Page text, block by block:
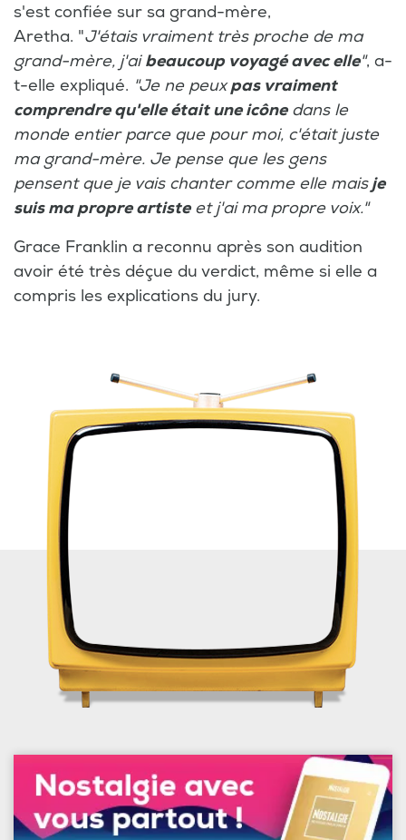
s'est confiée sur sa grand-mère,
Aretha. "J'étais vraiment très proche de ma
grand-mère, j'aibeaucoup voyagé avec elle", a-
t-elle expliqué. "Je ne peuxpas vraiment
comprendre qu'elle était une icônedans le
monde entier parce que pour moi, c'était juste
ma grand-mère. Je pense que les gens
pensent que je vais chanter comme elle maisje
suis ma propre artisteet j'ai ma propre voix."
Grace Franklin a reconnu après son audition
avoir été très déçue du verdict, même si elle a
compris les explications du jury.